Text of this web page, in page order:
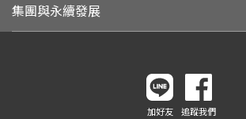
集團與永續發展
加好友 追蹤我們